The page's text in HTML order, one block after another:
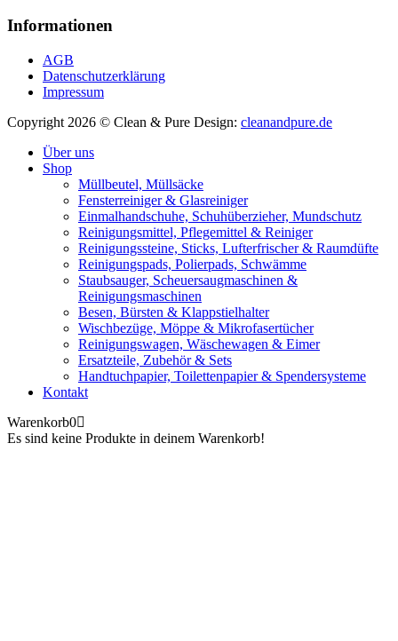
Informationen
AGB
Datenschutzerklärung
Impressum
Copyright 2026 © Clean & Pure Design: cleanandpure.de
Über uns
Shop
Müllbeutel, Müllsäcke
Fensterreiniger & Glasreiniger
Einmalhandschuhe, Schuhüberzieher, Mundschutz
Reinigungsmittel, Pflegemittel & Reiniger
Reinigungssteine, Sticks, Lufterfrischer & Raumdüfte
Reinigungspads, Polierpads, Schwämme
Staubsauger, Scheuersaugmaschinen &
Reinigungsmaschinen
Besen, Bürsten & Klappstielhalter
Wischbezüge, Möppe & Mikrofasertücher
Reinigungswagen, Wäschewagen & Eimer
Ersatzteile, Zubehör & Sets
Handtuchpapier, Toilettenpapier & Spendersysteme
Kontakt
Warenkorb0
Es sind keine Produkte in deinem Warenkorb!